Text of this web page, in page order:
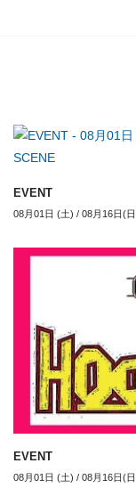
EVENT
08月01日 (土) / 08月16日(
EVENT
08月01日 (土) / 08月16日(